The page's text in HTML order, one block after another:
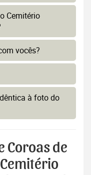
Cemitério
vocês?
à foto do
Coroas de